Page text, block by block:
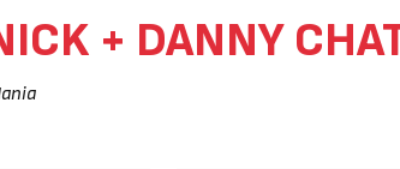
+ DANNY